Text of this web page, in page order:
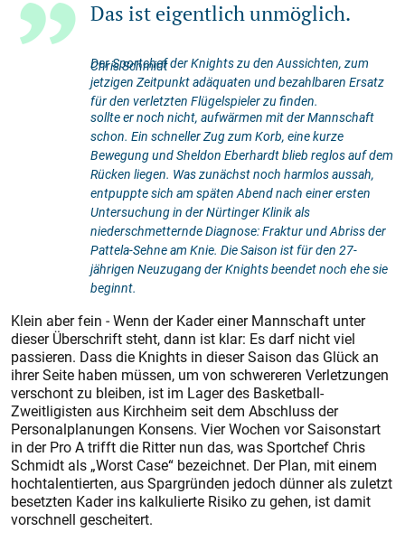
Das ist eigentlich unmöglich.
Chris Schmidt
Der Sportchef der Knights zu den Aussichten, zum
jetzigen Zeitpunkt adäquaten und bezahlbaren Ersatz
für den verletzten Flügelspieler zu finden.
sollte er noch nicht, aufwärmen mit der Mannschaft
schon. Ein schneller Zug zum Korb, eine kurze
Bewegung und Sheldon Eberhardt blieb reglos auf dem
Rücken liegen. Was zunächst noch harmlos aussah,
entpuppte sich am späten Abend nach einer ersten
Untersuchung in der Nürtinger Klinik als
niederschmetternde Diagnose: Fraktur und Abriss der
Pattela-Sehne am Knie. Die Saison ist für den 27-
jährigen Neuzugang der Knights beendet noch ehe sie
beginnt.
Klein aber fein ‑ Wenn der Kader einer Mannschaft unter
dieser Überschrift steht, dann ist klar: Es darf nicht viel
passieren. Dass die Knights in dieser Saison das Glück an
ihrer Seite haben müssen, um von schwereren Verletzungen
verschont zu bleiben, ist im Lager des Basketball-
Zweitligisten aus Kirchheim seit dem Abschluss der
Personalplanungen Konsens. Vier Wochen vor Saisonstart
in der Pro A trifft die Ritter nun das, was Sportchef Chris
Schmidt als „Worst Case“ bezeichnet. Der Plan, mit einem
hochtalentierten, aus Spargründen jedoch dünner als zuletzt
besetzten Kader ins kalkulierte Risiko zu gehen, ist damit
vorschnell gescheitert.